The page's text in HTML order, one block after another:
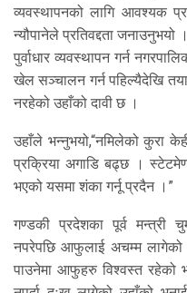
व्यवस्थापनको लागि आवश्यक
न्यौपानेले प्रतिवद्दता
पुर्वाधार व्यवस्थापन गर्न
खेल सञ्चालन गर्न पहिल्यैदेखि
नरहेको उहाँको दावी छ ।
उहाँले भन्नुभयो,“नमिलेको
प्रक्रिया अगाडि बढ्छ ।
भएको यसमा शंका गर्नू प्रदैन ।”
गण्डकी प्रदेशका पूर्व मन्त्री
नपरेपछि आफुलाई अचम्म
पाउनेमा आफुहरु विश्वस्त रहेको